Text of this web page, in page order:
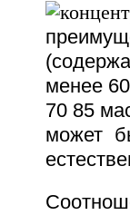
менее
70 85
может